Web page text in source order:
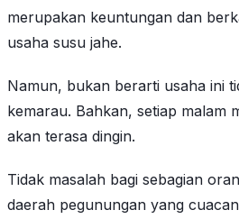
merupakan keuntungan dan
usaha susu jahe.
Namun, bukan berarti usaha ini
kemarau. Bahkan, setiap malam
akan terasa dingin.
Tidak masalah bagi sebagian
daerah pegunungan yang